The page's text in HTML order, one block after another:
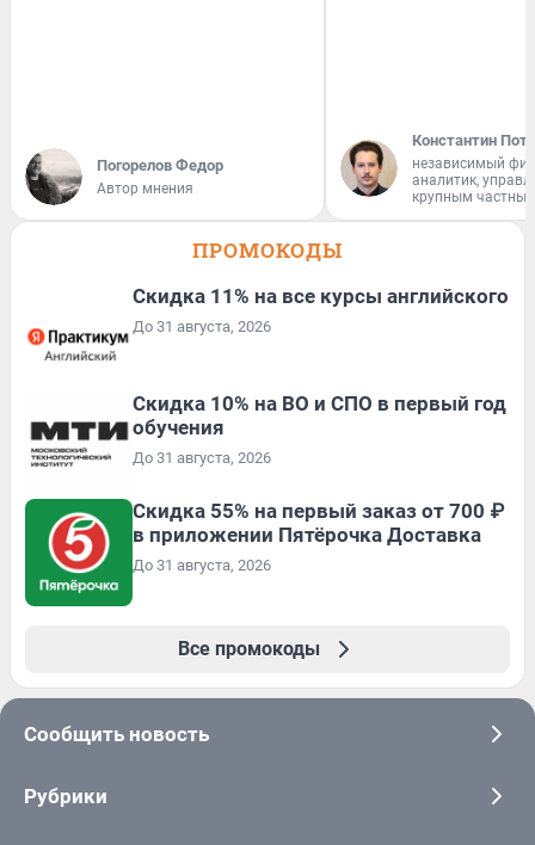
Погорелов Федор
Автор мнения
Константин
независимый
аналитик,
крупным
ПРОМОКОДЫ
Скидка 11% на все курсы английского
До 31 августа, 2026
Скидка 10% на ВО и СПО в первый год
обучения
До 31 августа, 2026
Скидка 55% на первый заказ от 700 ₽
в приложении Пятёрочка Доставка
До 31 августа, 2026
Все промокоды
Сообщить новость
Рубрики